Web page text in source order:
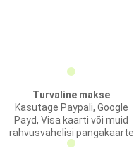
Turvaline makse
Kasutage Paypali, Google
Payd, Visa kaarti või muid
rahvusvahelisi pangakaarte